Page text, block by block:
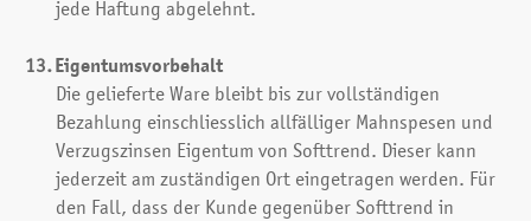
jede Haftung abgelehnt.
Eigentumsvorbehalt
Die gelieferte Ware bleibt bis zur vollständigen
Bezahlung einschliesslich allfälliger Mahnspesen und
Verzugszinsen Eigentum von Softtrend. Dieser kann
jederzeit am zuständigen Ort eingetragen werden. Für
den Fall, dass der Kunde gegenüber Softtrend in